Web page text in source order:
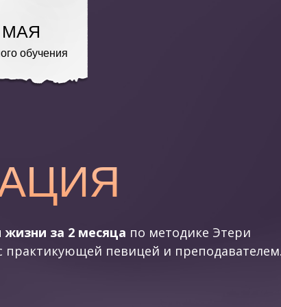
за 2 месяца по методике Этери
певицей и
МАЯ
обучения